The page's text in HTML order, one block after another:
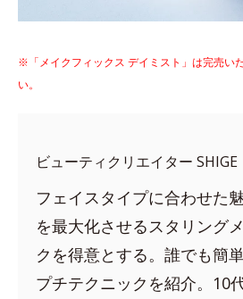
※「メイクフィックス デイミスト」は完売い
い。
ビューティクリエイター SHIGE
フェイスタイプに合わせた
を最大化させるスタリング
クを得意とする。誰でも簡
プチテクニックを紹介。10